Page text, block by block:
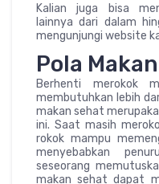
Kalian juga bisa
lainnya dari dalam
mengunjungi website
Pola
Berhenti merokok
membutuhkan lebih
makan sehat
ini. Saat masih
rokok mampu
menyebabkan
seseorang
makan sehat dapat